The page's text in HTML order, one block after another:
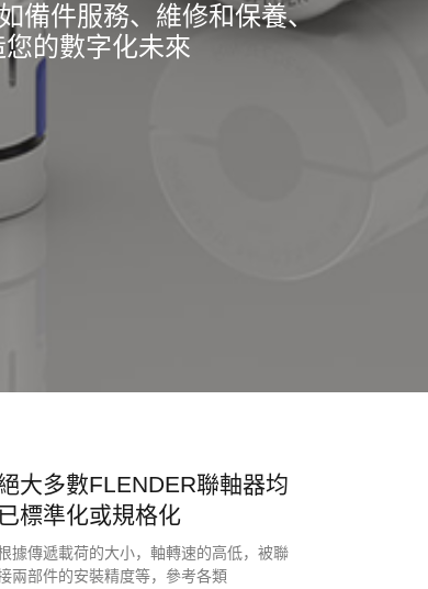
備件服務、維修和保養、
的數字化未來
大多數FLENDER聯軸器均
已標準化或規格化
據傳遞載荷的大小，軸轉速的高低，被聯
兩部件的安裝精度等，參考各類